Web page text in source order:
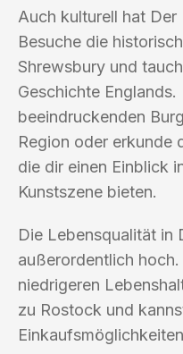
Auch kulturell hat Der
Besuche die
Shrewsbury und
Geschichte
beeindruckenden
Region oder erkunde
die dir einen Einblick
Kunstszene bieten.
Die Lebensqualität in
außerordentlich
niedrigeren
zu Rostock und